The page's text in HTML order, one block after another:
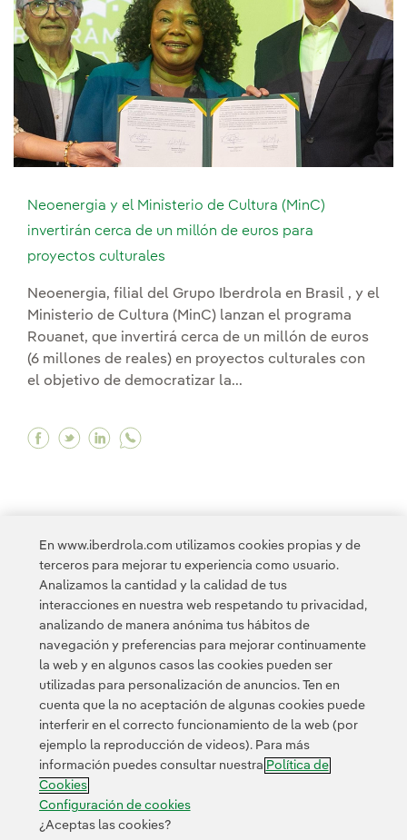
Neoenergia y el Ministerio de Cultura (MinC)
invertirán cerca de un millón de euros para
proyectos culturales
Neoenergia, filial del Grupo Iberdrola en Brasil , y el
Ministerio de Cultura (MinC) lanzan el programa
Rouanet, que invertirá cerca de un millón de euros
(6 millones de reales) en proyectos culturales con
el objetivo de democratizar la...
Facebook Neoenergia y el Ministerio de
Twitter Neoenergia y el Ministerio de
Linkedin Neoenergia y el Ministerio
< 1 2 3 4 ... 10 11 ... 13
Contacta Clientes Política de Privacidad Información legal
Política de cookies Configuración de cookies Accesibilidad
Canal de denuncias
© 2026 Iberdrola, S.A. Reservados todos los derechos.
En www.iberdrola.com utilizamos cookies propias y de
terceros para mejorar tu experiencia como usuario.
Analizamos la cantidad y la calidad de tus
interacciones en nuestra web respetando tu privacidad,
analizando de manera anónima tus hábitos de
navegación y preferencias para mejorar continuamente
la web y en algunos casos las cookies pueden ser
utilizadas para personalización de anuncios. Ten en
cuenta que la no aceptación de algunas cookies puede
interferir en el correcto funcionamiento de la web (por
ejemplo la reproducción de videos). Para más
información puedes consultar nuestra Política de
Cookies
Configuración de cookies
¿Aceptas las cookies?